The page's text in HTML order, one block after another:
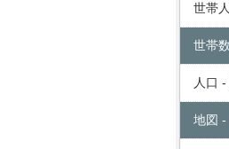
世帯
世帯数
人口 -
地図 -